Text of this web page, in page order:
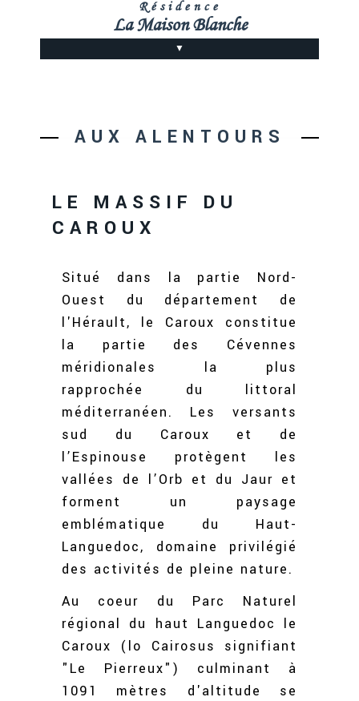
Résidence
La Maison Blanche
▼
CONTACT/ACCÈS
AUX ALENTOURS
LE MASSIF DU
CAROUX
Situé dans la partie Nord-
Ouest du département de
l'Hérault, le Caroux constitue
la partie des Cévennes
méridionales la plus
rapprochée du littoral
méditerranéen. Les versants
sud du Caroux et de
l’Espinouse protègent les
vallées de l’Orb et du Jaur et
forment un paysage
emblématique du Haut-
Languedoc, domaine privilégié
des activités de pleine nature.
Au coeur du Parc Naturel
régional du haut Languedoc le
Caroux (lo Cairosus signifiant
"Le Pierreux") culminant à
1091 mètres d'altitude se